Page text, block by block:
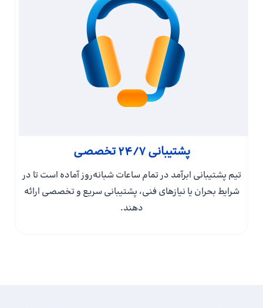
پشتیبانی ۲۴/۷ تخصصی
تیم‌ پشتیبانی ابرآمد در تمام ساعات شبانه‌روز آماده است تا در
شرایط بحران یا نیازهای فنی، پشتیبانی سریع و تخصصی ارائه
دهند.